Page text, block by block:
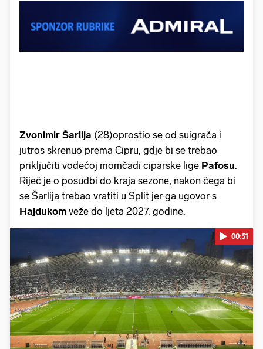
Zvonimir Šarlija (28)oprostio se od suigrača i
jutros skrenuo prema Cipru, gdje bi se trebao
priključiti vodećoj momčadi ciparske lige Pafosu.
Riječ je o posudbi do kraja sezone, nakon čega bi
se Šarlija trebao vratiti u Split jer ga ugovor s
Hajdukom veže do ljeta 2027. godine.
Pokretanje videa...
00:51